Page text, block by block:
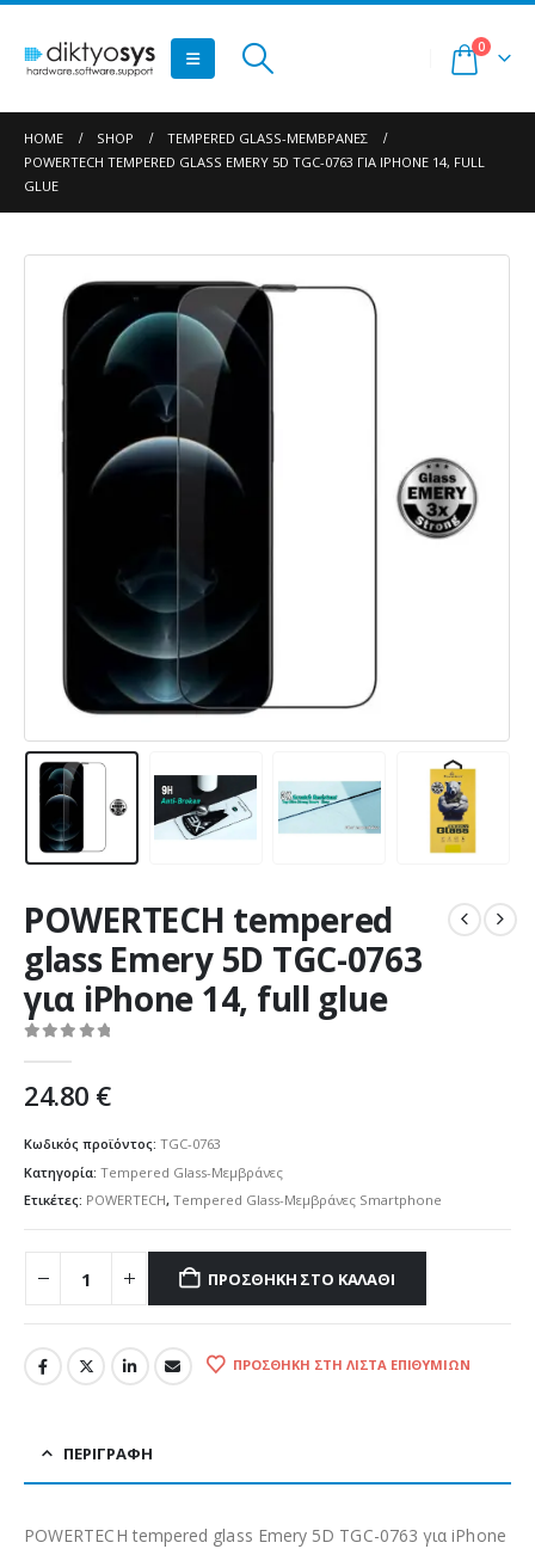
0
HOME SHOP
TEMPERED GLASS-ΜΕΜΒΡΆΝΕΣ
POWERTECH TEMPERED GLASS EMERY 5D TGC-0763 ΓΙΑ IPHONE 14, FULL
GLUE
POWERTECH tempered
glass Emery 5D TGC-0763
για iPhone 14, full glue
24.80 €
Κωδικός προϊόντος: TGC-0763
Κατηγορία: Tempered Glass-Μεμβράνες
Ετικέτες: POWERTECH, Tempered Glass-Μεμβράνες Smartphone
ΠΡΟΣΘΉΚΗ ΣΤΟ ΚΑΛΆΘΙ
ΠΡΟΣΘΉΚΗ ΣΤΗ ΛΊΣΤΑ ΕΠΙΘΥΜΙΏΝ
ΠΕΡΙΓΡΑΦΉ
POWERTECH tempered glass Emery 5D TGC-0763 για iPhone